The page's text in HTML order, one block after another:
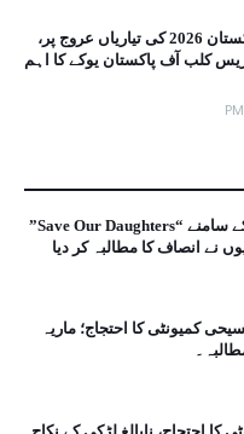
انگلینڈ میں یومِ آزادی پاکستان 2026 کی تیاریاں عروج پر،
کلب آف پاکستان یوکے کا اہم
اقوام متحدہ ہیڈکوارٹر کے سامنے “Save Our Daughters”
نے انصاف کا مطالبہ کر دیا
کمیونٹی کا احتجاج؛ ماریہ